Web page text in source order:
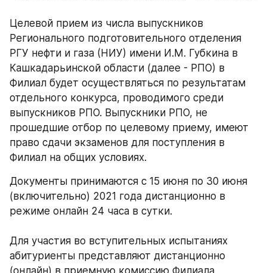
Целевой прием из числа выпускников
Регионального подготовительного отделения
РГУ нефти и газа (НИУ) имени И.М. Губкина в
Кашкадарьинской области (далее - РПО) в
Филиал будет осуществляться по результатам
отдельного конкурса, проводимого среди
выпускников РПО. Выпускники РПО, не
прошедшие отбор по целевому приему, имеют
право сдачи экзаменов для поступления в
Филиал на общих условиях.
Документы принимаются с 15 июня по 30 июня
(включительно) 2021 года дистанционно в
режиме онлайн 24 часа в сутки.
Для участия во вступительных испытаниях
абитуриенты представляют дистанционно
(онлайн) в приемную комиссию Филиала